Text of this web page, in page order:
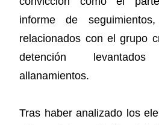
informe de
relacionados con el grupo
detención
allanamientos.
Tras haber analizado los